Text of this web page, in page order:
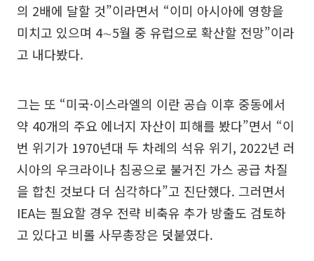
의 2배에 달할 것”이라면서 “이미 아시아에 영향을
미치고 있으며 4∼5월 중 유럽으로 확산할 전망”이라
고 내다봤다.
그는 또 “미국·이스라엘의 이란 공습 이후 중동에서
약 40개의 주요 에너지 자산이 피해를 봤다”면서 “이
번 위기가 1970년대 두 차례의 석유 위기, 2022년 러
시아의 우크라이나 침공으로 불거진 가스 공급 차질
을 합친 것보다 더 심각하다”고 진단했다. 그러면서
IEA는 필요할 경우 전략 비축유 추가 방출도 검토하
고 있다고 비롤 사무총장은 덧붙였다.